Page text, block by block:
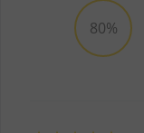
80%